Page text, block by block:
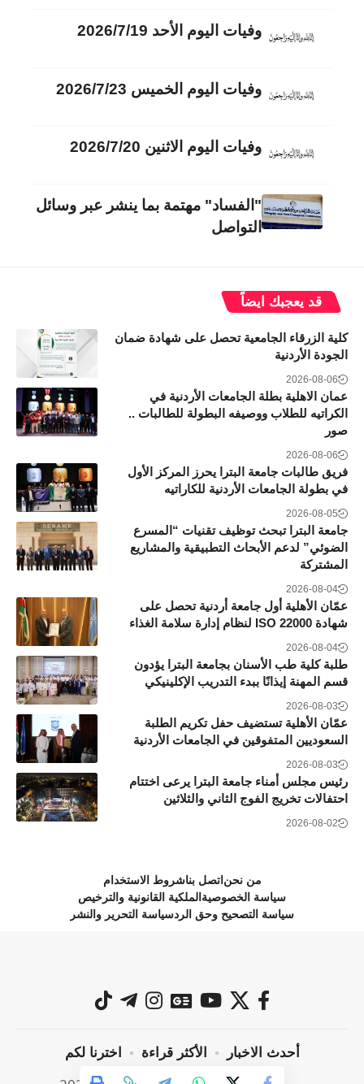
وفيات اليوم الأحد 2026/7/19
وفيات اليوم الخميس 2026/7/23
وفيات اليوم الاثنين 2026/7/20
"الفساد" مهتمة بما ينشر عبر وسائل
التواصل
قد يعجبك ايضاً
كلية الزرقاء الجامعية تحصل على شهادة ضمان
الجودة الأردنية
2026-08-06
عمان الاهلية بطلة الجامعات الأردنية في
الكراتيه للطلاب ووصيفه البطولة للطالبات ..
صور
2026-08-06
فريق طالبات جامعة البترا يحرز المركز الأول
في بطولة الجامعات الأردنية للكاراتيه
2026-08-05
جامعة البترا تبحث توظيف تقنيات “المسرع
الضوئي” لدعم الأبحاث التطبيقية والمشاريع
المشتركة
2026-08-04
عمّان الأهلية أول جامعة أردنية تحصل على
شهادة ISO 22000 لنظام إدارة سلامة الغذاء
2026-08-04
طلبة كلية طب الأسنان بجامعة البترا يؤدون
قسم المهنة إيذانًا ببدء التدريب الإكلينيكي
2026-08-03
عمّان الأهلية تستضيف حفل تكريم الطلبة
السعوديين المتفوقين في الجامعات الأردنية
2026-08-03
رئيس مجلس أمناء جامعة البترا يرعى اختتام
احتفالات تخريج الفوج الثاني والثلاثين
2026-08-02
من نحن اتصل بناشروط الاستخدام
سياسة الخصوصية الملكية القانونية والترخيص
سياسة التصحيح وحق الردسياسة التحرير والنشر
أحدث الاخبار الأكثر قراءة اخترنا لكم